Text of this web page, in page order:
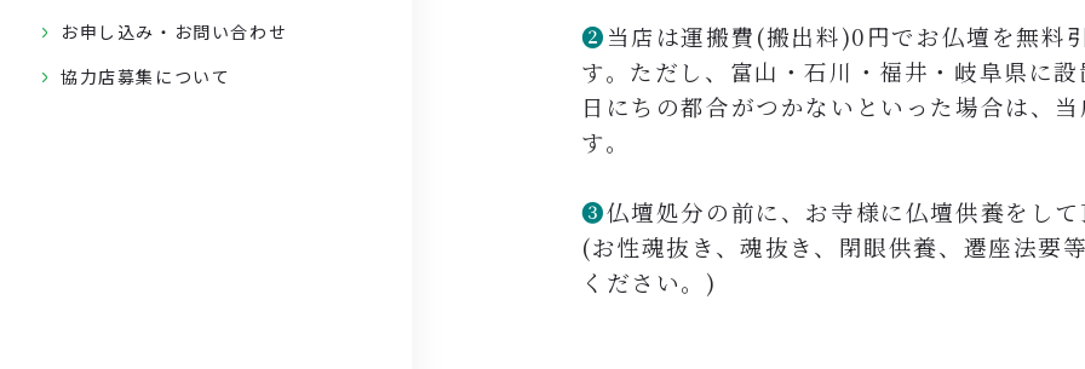
お申し込み・お問い合わせ
協力店募集について
❷当店は運搬費(搬出料)0円でお仏壇を無料
す。ただし、富山・石川・福井・岐阜県に
日にちの都合がつかないといった場合は、
す。
❸仏壇処分の前に、お寺様に仏壇供養をし
(お性魂抜き、魂抜き、閉眼供養、遷座法要
ください。)